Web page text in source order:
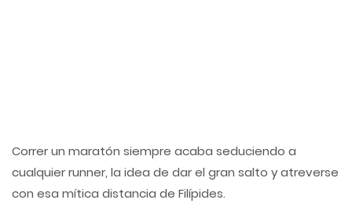
Correr un maratón siempre acaba seduciendo a
cualquier runner, la idea de dar el gran salto y atreverse
con esa mítica distancia de Filípides.